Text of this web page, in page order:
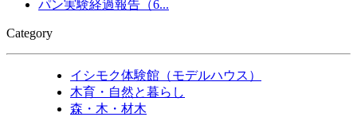
パン実験経過報告（6...
Category
イシモク体験館（モデルハウス）
木育・自然と暮らし
森・木・材木